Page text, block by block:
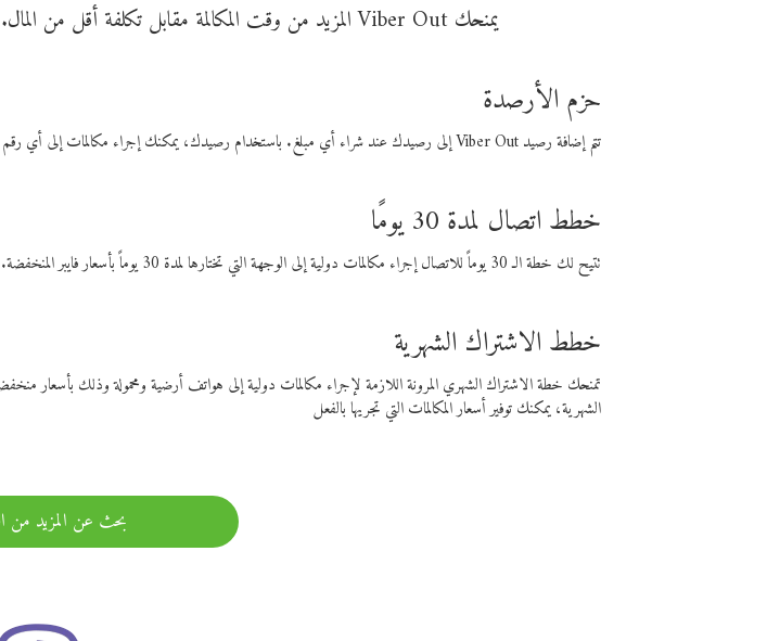
يمنحك Viber Out المزيد من وقت المكالمة مقابل تكلفة أقل من المال. اختر من أحد خيارات الاتصال المرنة ذات السعر المنخفض:
حزم الأرصدة
تتم إضافة رصيد Viber Out إلى رصيدك عند شراء أي مبلغ. باستخدام رصيدك، يمكنك إجراء مكالمات إلى أي رقم في العالم بأسعار فايبر المنخفضة.
خطط اتصال لمدة 30 يومًا
تتيح لك خطة الـ 30 يوماً للاتصال إجراء مكالمات دولية إلى الوجهة التي تختارها لمدة 30 يوماً بأسعار فايبر المنخفضة.
خطط الاشتراك الشهرية
تمنحك خطة الاشتراك الشهري المرونة اللازمة لإجراء مكالمات دولية إلى هواتف أرضية ومحمولة وذلك
الشهرية، يمكنك توفير أسعار المكالمات التي تجريها بالفعل
بحث عن المزيد من